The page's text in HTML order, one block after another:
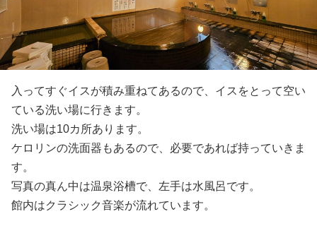
入ってすぐイスが積み重ねてあるので、イスをとって空い
ている洗い場に行きます。
洗い場は10カ所あります。
ケロリンの洗面器もあるので、必要であれば持っていきま
す。
写真の真ん中は温泉浴槽で、左手は水風呂です。
館内はクラシック音楽が流れています。